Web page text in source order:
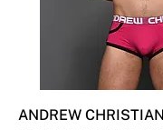
ANDREW